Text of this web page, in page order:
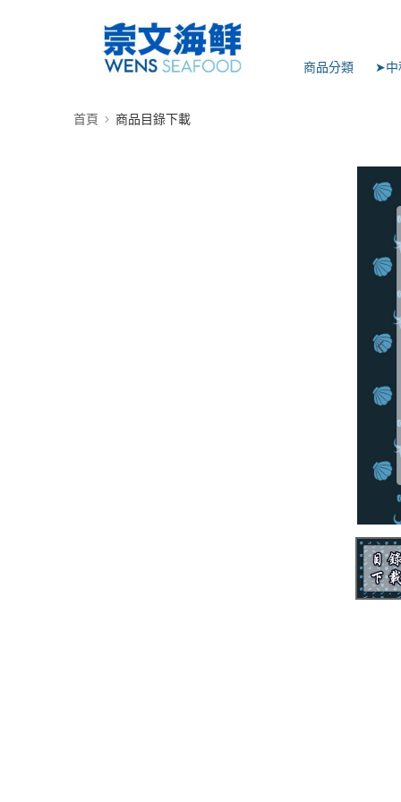
商品分類 ➤中
首頁 商品目錄下載